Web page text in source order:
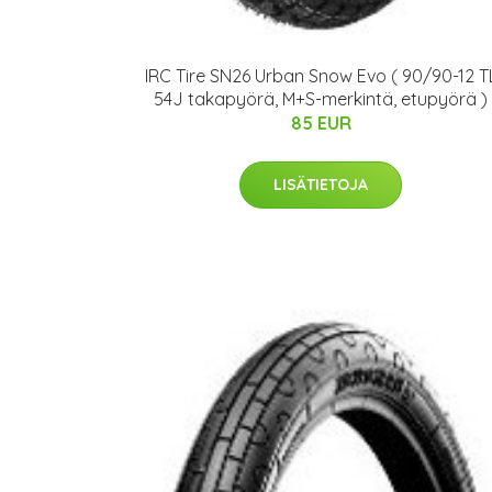
IRC Tire SN26 Urban Snow Evo ( 90/90-12
54J takapyörä, M+S-merkintä, etupyörä )
85 EUR
LISÄTIETOJA